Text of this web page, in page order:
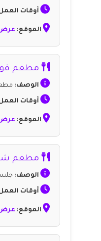
أوقات
الموقع: عرض
مطعم
الوصف:
أوقات
الموقع: عرض
مطعم
الوصف:
أوقات
الموقع: عرض